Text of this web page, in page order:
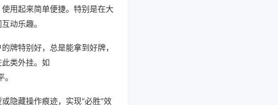
用起来简单便捷。特别是在大
动乐趣。
牌特别好，总是能拿到好牌，
类外挂。如
隐藏操作痕迹，实现“必胜”效